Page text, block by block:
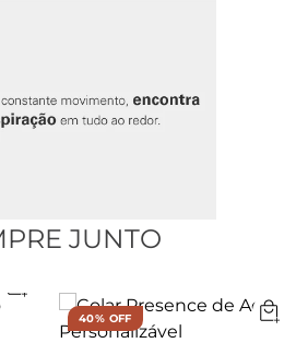
0,7 mm
Prata.
JUNTO
40% OFF